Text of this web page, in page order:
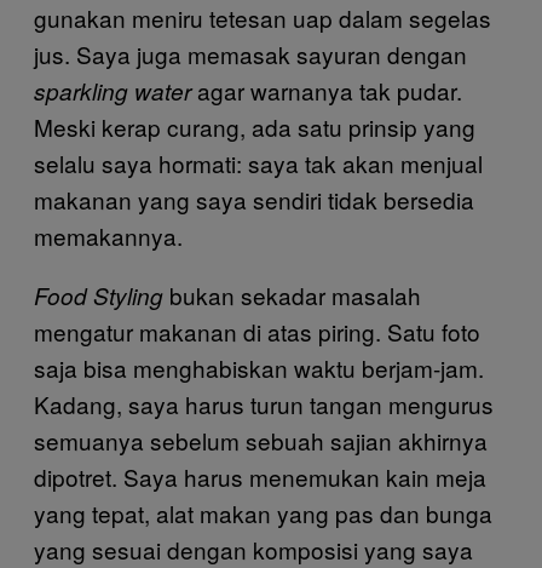
gunakan meniru tetesan uap dalam segelas
jus. Saya juga memasak sayuran dengan
sparkling wateragar warnanya tak pudar.
Meski kerap curang, ada satu prinsip yang
selalu saya hormati: saya tak akan menjual
makanan yang saya sendiri tidak bersedia
memakannya.
Food Styling bukan sekadar masalah
mengatur makanan di atas piring. Satu foto
saja bisa menghabiskan waktu berjam-jam.
Kadang, saya harus turun tangan mengurus
semuanya sebelum sebuah sajian akhirnya
dipotret. Saya harus menemukan kain meja
yang tepat, alat makan yang pas dan bunga
yang sesuai dengan komposisi yang saya